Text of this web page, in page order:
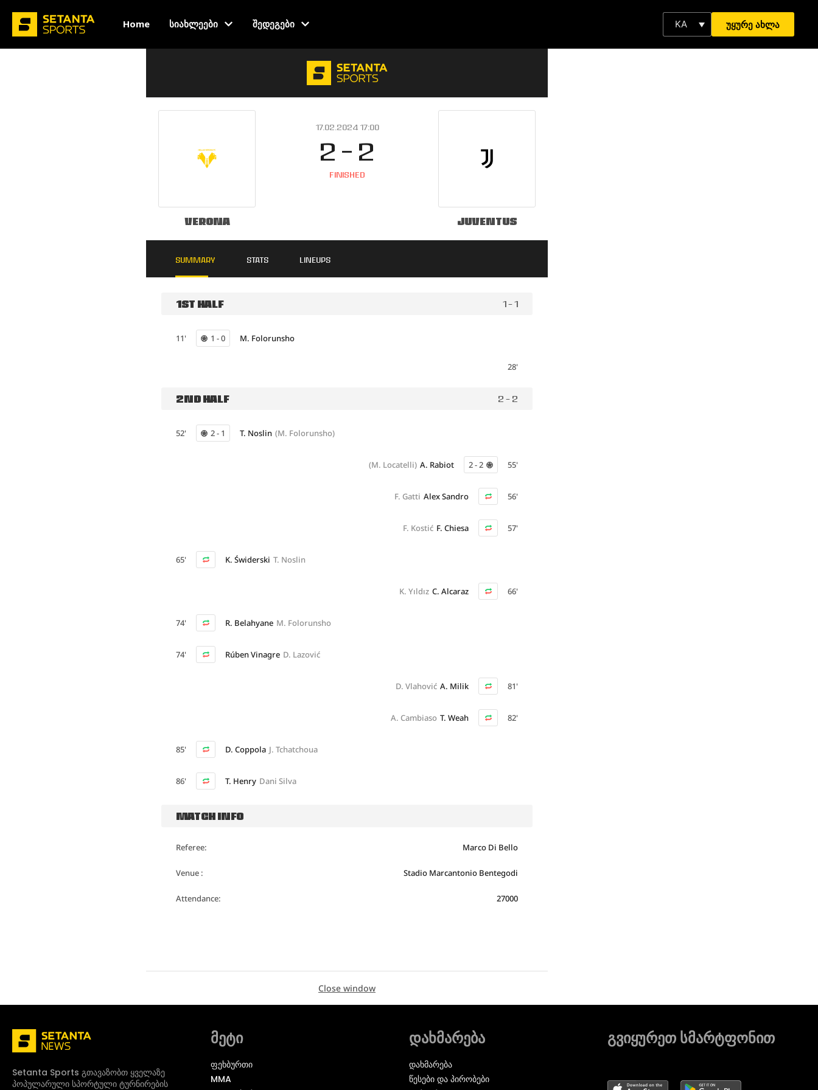
Home სიახლეები შედეგები KA უყურე ახლა
Verona
17.02.2024 17:00
2 - 2
FINISHED
Juventus
SUMMARY STATS LINEUPS
1ST HALF 1 - 1
11' 1 - 0 M. Folorunsho
28'
2ND HALF 2 - 2
52' 2 - 1 T. Noslin (M. Folorunsho)
55'
2 - 2
A. Rabiot
(M. Locatelli)
56'
Alex Sandro
F. Gatti
57'
F. Chiesa
F. Kostić
65' K. Świderski T. Noslin
66'
C. Alcaraz
K. Yıldız
74' R. Belahyane M. Folorunsho
74' Rúben Vinagre D. Lazović
81'
A. Milik
D. Vlahović
82'
T. Weah
A. Cambiaso
85' D. Coppola J. Tchatchoua
86' T. Henry Dani Silva
MATCH INFO
Referee: Marco Di Bello
Venue : Stadio Marcantonio Bentegodi
Attendance: 27000
Close window
Setanta Sports გთავაზობთ ყველაზე
პოპულარული სპორტული ტურნირების
მეტი
ᲤᲔᲮᲑᲣᲠᲗᲘ
MMA
დახმარება
დახმარება
წესები და პირობები
გვიყურეთ სმარტფონით